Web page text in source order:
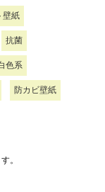
壁紙
抗菌
色系
防カビ壁紙
。